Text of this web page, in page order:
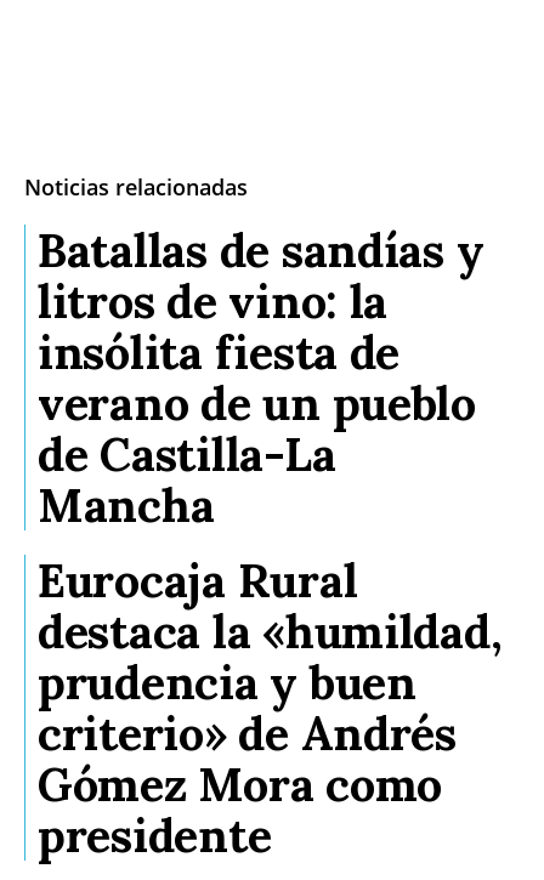
Noticias relacionadas
Batallas de sandías y
litros de vino: la
insólita fiesta de
verano de un pueblo
de Castilla-La
Mancha
Eurocaja Rural
destaca la «humildad,
prudencia y buen
criterio» de Andrés
Gómez Mora como
presidente